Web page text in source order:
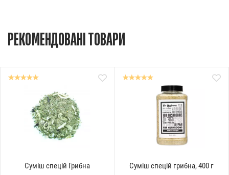
РЕКОМЕНДОВАНІ ТОВАРИ
Суміш спецій Грибна Суміш спецій грибна, 400 г